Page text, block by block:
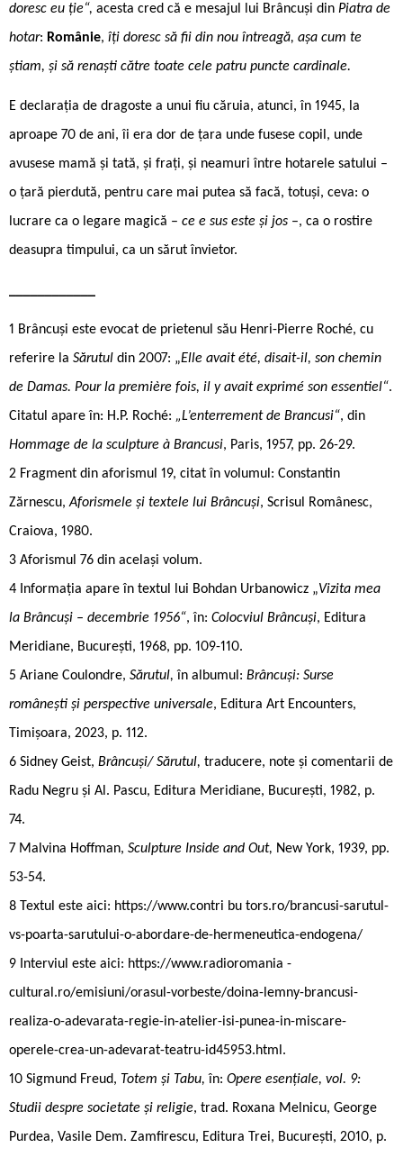
doresc eu ție“, acesta cred că e mesajul lui Brâncuși din Piatra de
hotar: Românie, îți doresc să fii din nou întreagă, așa cum te
știam, și să renaști către toate cele patru puncte cardinale.
E declarația de dragoste a unui fiu căruia, atunci, în 1945, la
aproape 70 de ani, îi era dor de țara unde fusese copil, unde
avusese mamă și tată, și frați, și neamuri între hotarele satului –
o țară pierdută, pentru care mai putea să facă, totuși, ceva: o
lucrare ca o legare magică – ce e sus este și jos –, ca o rostire
deasupra timpului, ca un sărut învietor.
1 Brâncuși este evocat de prietenul său Henri-Pierre Roché, cu
referire la Sărutul din 2007: „Elle avait été, disait-il, son chemin
de Damas. Pour la première fois, il y avait exprimé son essentiel“.
Citatul apare în: H.P. Roché: „L’enterrement de Brancusi“, din
Hommage de la sculpture à Brancusi, Paris, 1957, pp. 26-29.
2 Fragment din aforismul 19, citat în volumul: Constantin
Zărnescu,Aforismele și textele lui Brâncuși, Scrisul Românesc,
Craiova, 1980.
3 Aforismul 76 din același volum.
4 Informația apare în textul lui Bohdan Urbanowicz „Vizita mea
la Brâncuși – decembrie 1956“, în: Colocviul Brâncuși, Editura
Meridiane, București, 1968, pp. 109-110.
5 Ariane Coulondre, Sărutul,în albumul: Brâncuși: Surse
românești și perspective universale, Editura Art Encounters,
Timișoara, 2023, p. 112.
6 Sidney Geist, Brâncuși/ Sărutul, traducere, note și comentarii de
Radu Negru și Al. Pascu, Editura Meridiane, București, 1982, p.
74.
7 Malvina Hoffman, Sculpture Inside and Out, New York, 1939, pp.
53-54.
8 Textul este aici: https://www.contri bu tors.ro/brancusi-sarutul-
vs-poarta-sarutului-o-abordare-de-hermeneutica-endogena/
9 Interviul este aici: https://www.radioromania ­
cultural.ro/emisiuni/orasul-vorbeste/doina-lemny-brancusi-
realiza-o-adevarata-regie-in-atelier-isi-punea-in-miscare-
operele-crea-un-adevarat-teatru-id45953.html.
10 Sigmund Freud, Totem și Tabu,în: Opere esențiale, vol. 9:
Studii despre societate și religie, trad. Roxana Melnicu, George
Purdea, Vasile Dem. Zamfirescu, Editura Trei, București, 2010, p.